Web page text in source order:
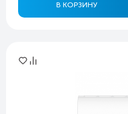
В КОРЗИНУ